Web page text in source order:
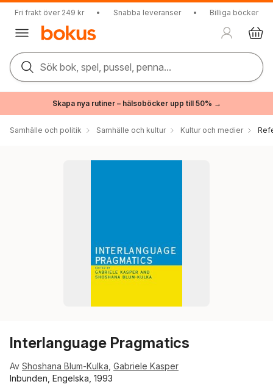
Fri frakt över 249 kr • Snabba leveranser • Billiga böcker
Sök bok, spel, pussel, penna...
Skapa nya rutiner – hälsoböcker upp till 50% →
Samhälle och politik Samhälle och kultur Kultur och medier
Interlanguage Pragmatics
Av Shoshana Blum-Kulka Gabriele Kasper
Inbunden, Engelska, 1993